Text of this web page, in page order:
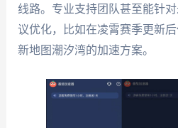
线路。专业支持团队甚至能针
议优化，比如在凌霄赛季更新
新地图潮汐湾的加速方案。